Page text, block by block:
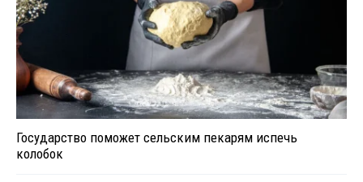
Государство поможет сельским пекарям испечь
колобок